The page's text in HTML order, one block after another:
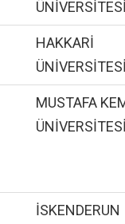
HAKKARİ
MUSTAFA
İSKENDERUN